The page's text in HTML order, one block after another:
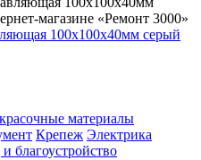
100х100х40мм серый
материалы
Крепеж Электрика
благоустройство